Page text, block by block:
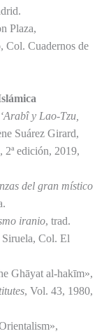
Plaza,
Col. Cuadernos de
y Lao-Tzu,
Suárez Girard,
edición, 2019,
del gran místico
iranio, trad.
Col. El
Ghāyat al-hakīm»,
, Vol. 43, 1980,